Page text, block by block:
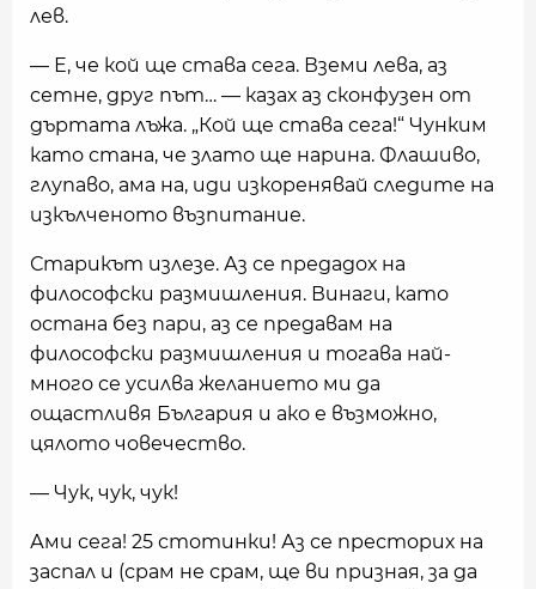
лев.
— Е, че кой ще става сега. Вземи лева, аз
сетне, друг път… — казах аз сконфузен от
дъртата лъжа. „Кой ще става сега!“ Чунким
като стана, че злато ще нарина. Флашиво,
глупаво, ама на, иди изкоренявай следите на
изкълченото възпитание.
Старикът излезе. Аз се предадох на
философски размишления. Винаги, като
остана без пари, аз се предавам на
философски размишления и тогава най-
много се усилва желанието ми да
ощастливя България и ако е възможно,
цялото човечество.
— Чук, чук, чук!
Ами сега! 25 стотинки! Аз се престорих на
заспал и (срам не срам, ще ви призная, за да